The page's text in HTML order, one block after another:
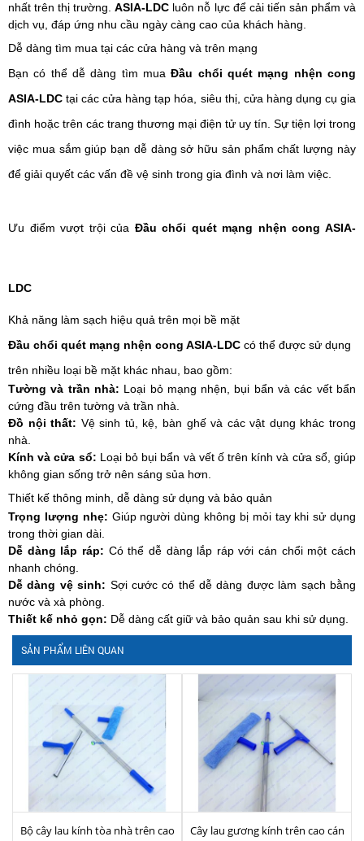
nhất trên thị trường.ASIA-LDC luôn nỗ lực để cải tiến sản phẩm và
dịch vụ, đáp ứng nhu cầu ngày càng cao của khách hàng.
Dễ dàng tìm mua tại các cửa hàng và trên mạng
Bạn có thể dễ dàng tìm muaĐầu chổi quét mạng nhện cong
ASIA-LDC tại các cửa hàng tạp hóa, siêu thị, cửa hàng dụng cụ gia
đình hoặc trên các trang thương mại điện tử uy tín. Sự tiện lợi trong
việc mua sắm giúp bạn dễ dàng sở hữu sản phẩm chất lượng này
để giải quyết các vấn đề vệ sinh trong gia đình và nơi làm việc.
Ưu điểm vượt trội của Đầu chổi quét mạng nhện cong ASIA-
LDC
Khả năng làm sạch hiệu quả trên mọi bề mặt
Đầu chổi quét mạng nhện cong ASIA-LDC có thể được sử dụng
trên nhiều loại bề mặt khác nhau, bao gồm:
Tường và trần nhà: Loại bỏ mạng nhện, bụi bẩn và các vết bẩn
cứng đầu trên tường và trần nhà.
Đồ nội thất: Vệ sinh tủ, kệ, bàn ghế và các vật dụng khác trong
nhà.
Kính và cửa sổ: Loại bỏ bụi bẩn và vết ố trên kính và cửa sổ, giúp
không gian sống trở nên sáng sủa hơn.
Thiết kế thông minh, dễ dàng sử dụng và bảo quản
Trọng lượng nhẹ: Giúp người dùng không bị mỏi tay khi sử dụng
trong thời gian dài.
Dễ dàng lắp ráp: Có thể dễ dàng lắp ráp với cán chổi một cách
nhanh chóng.
Dễ dàng vệ sinh: Sợi cước có thể dễ dàng được làm sạch bằng
nước và xà phòng.
Thiết kế nhỏ gọn: Dễ dàng cất giữ và bảo quản sau khi sử dụng.
SẢN PHẨM LIÊN QUAN
Bộ cây lau kính tòa nhà trên cao
Cây lau gương kính trên cao cán